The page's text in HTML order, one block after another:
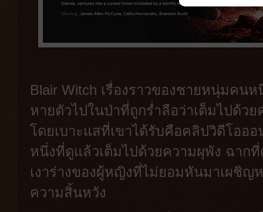
Blair Witch เรื่องราวของชายหนุ่มคน
หายตัวไปในป่าที่ถูกร่ำลือว่าเต็มไปด้ว
โดยเบาะแสที่เขาได้รับคือคลิปวิดีโออ
หนึ่งที่ดูแล้วเต็มไปด้วยความผุพัง ฉาก
เงาร่างของผู้หญิงที่ไม่ยอมหันมาเผชิญ
ความสิ้นหวัง